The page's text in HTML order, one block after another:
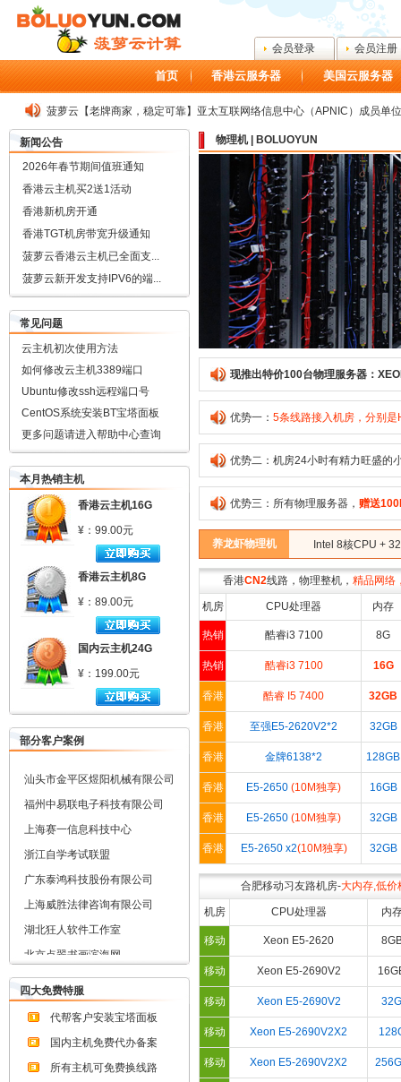
会员登录 会员注册
首页 香港云服务器 美国云服务器
菠萝云【老牌商家，稳定可靠】亚太互联网络信息中心（APNIC）成员单位
新闻公告
2026年春节期间值班通知
香港云主机买2送1活动
香港新机房开通
香港TGT机房带宽升级通知
菠萝云香港云主机已全面支...
菠萝云新开发支持IPV6的端...
常见问题
云主机初次使用方法
如何修改云主机3389端口
Ubuntu修改ssh远程端口号
CentOS系统安装BT宝塔面板
更多问题请进入帮助中心查询
本月热销主机
香港云主机16G
¥： 99.00元
香港云主机8G
¥： 89.00元
国内云主机24G
¥： 199.00元
部分客户案例
上海威胜法律咨询有限公司
湖北狂人软件工作室
四川大陆集团有限公司
上海乾佑信息技术有限公司
泰州特瑞锅炉有限公司
青岛启迪动力设备有限公司
上海万缨网络科技有限公司
北京北创华鼎科技有限公司
南京绿加硒生物医药有限公司
山东博丰竹柳育苗繁殖基地
成都高师文化艺术培训学校
沈阳永盛广丰厨房设备有限公司
贵阳金管家财务代理有限公司
福州中易联电子科技有限公司
上海赛一信息科技中心
浙江自学考试联盟
广东泰鸿科技股份有限公司
上海威胜法律咨询有限公司
湖北狂人软件工作室
北京点翠书画滨海网
四川大陆集团有限公司
上海乾佑信息技术有限公司
泰州特瑞锅炉有限公司
青岛启迪动力设备有限公司
上海万缨网络科技有限公司
四大免费特服
代帮客户安装宝塔面板
国内主机免费代办备案
所有主机可免费换线路
物理机 | BOLUOYUN
现推出特价100台物理服务器：
优势一： 5条线路接入机房，分别
优势二：机房24小时有精力旺盛的
优势三：所有物理服务器， 赠送
养龙虾物理机 Intel 8核CPU +
香港CN2线路，物理整机， 精品网络
机房 CPU处理器 内存
热销 酷睿i3 7100 8G
热销 酷睿i3 7100 16G
香港 酷睿 I5 7400 32GB
香港 至强E5-2620V2*2 32GB
香港 金牌6138*2 128GB
香港 E5-2650 (10M独享) 16GB
香港 E5-2650 (10M独享) 32GB
香港 E5-2650 x2(10M独享) 32GB
合肥移动习友路机房-大内存,低价
机房 CPU处理器 内
移动 Xeon E5-2620
移动 Xeon E5-2690V2
移动 Xeon E5-2690V2 32G
移动 Xeon E5-2690V2X2
移动 Xeon E5-2690V2X2